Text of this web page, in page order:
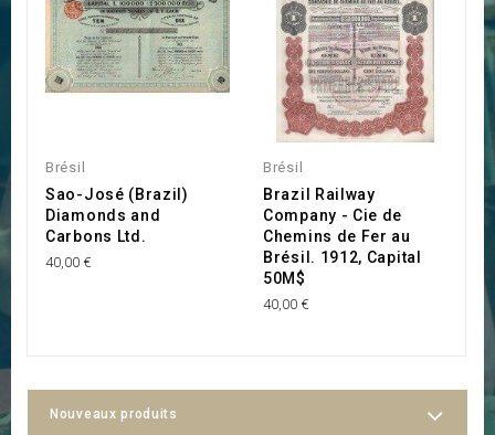
Brésil
Sao-José (Brazil)
Diamonds and
Carbons Ltd.
40,00 €
Brésil
Brazil Railway
Company - Cie de
Chemins de Fer au
Brésil. 1912, Capital
50M$
40,00 €
Nouveaux produits